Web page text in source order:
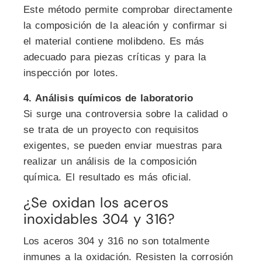
Este método permite comprobar directamente
la composición de la aleación y confirmar si
el material contiene molibdeno. Es más
adecuado para piezas críticas y para la
inspección por lotes.
4. Análisis químicos de laboratorio
Si surge una controversia sobre la calidad o
se trata de un proyecto con requisitos
exigentes, se pueden enviar muestras para
realizar un análisis de la composición
química. El resultado es más oficial.
¿Se oxidan los aceros
inoxidables 304 y 316?
Los aceros 304 y 316 no son totalmente
inmunes a la oxidación. Resisten la corrosión